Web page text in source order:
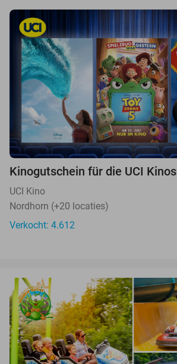
Kinogutschein für die UCI Kinos
UCI Kino
Nordhorn (+20 locaties)
Verkocht: 4.612